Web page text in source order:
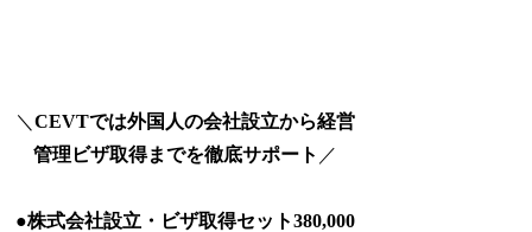
＼ CEVTでは外国人の会社設立から経営
管理ビザ取得までを徹底サポート ／
●株式会社設立・ビザ取得セット380,000